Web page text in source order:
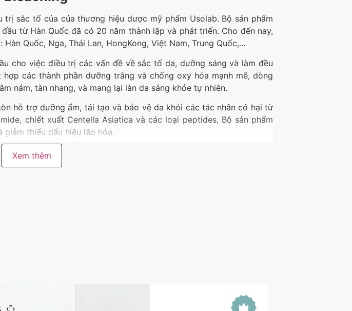
sắc tố của của thương hiệu dược mỹ phẩm Usolab. Bộ sản phẩm
từ Hàn Quốc đã có 20 năm thành lập và phát triển. Cho đến nay,
Quốc, Nga, Thái Lan, HongKong, Việt Nam, Trung Quốc,…
cho việc điều trị các vấn đề về sắc tố da, dưỡng sáng và làm đều
các thành phần dưỡng trắng và chống oxy hóa mạnh mẽ, dòng
nám, tàn nhang, và mang lại làn da sáng khỏe tự nhiên.
hỗ trợ dưỡng ẩm, tái tạo và bảo vệ da khỏi các tác nhân có hại từ
chiết xuất Centella Asiatica và các loại peptides, Bộ sản phẩm
thiểu dấu hiệu lão hóa.
hiệu quả do được bổ sung phức hợp 17 chuỗi amino acid giàu dinh
giúp làn da căng mịn và mềm mại.
được cho da nhạy cảm mà không gây châm chích
Xem thêm